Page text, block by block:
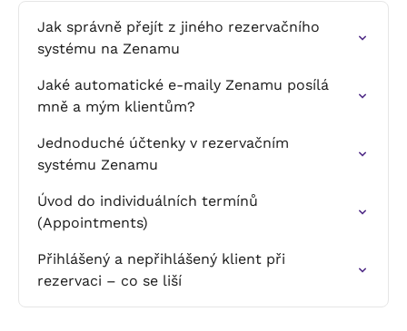
Jak správně přejít z jiného rezervačního
systému na Zenamu
Jaké automatické e-maily Zenamu posílá
mně a mým klientům?
Jednoduché účtenky v rezervačním
systému Zenamu
Úvod do individuálních termínů
(Appointments)
Přihlášený a nepřihlášený klient při
rezervaci – co se liší